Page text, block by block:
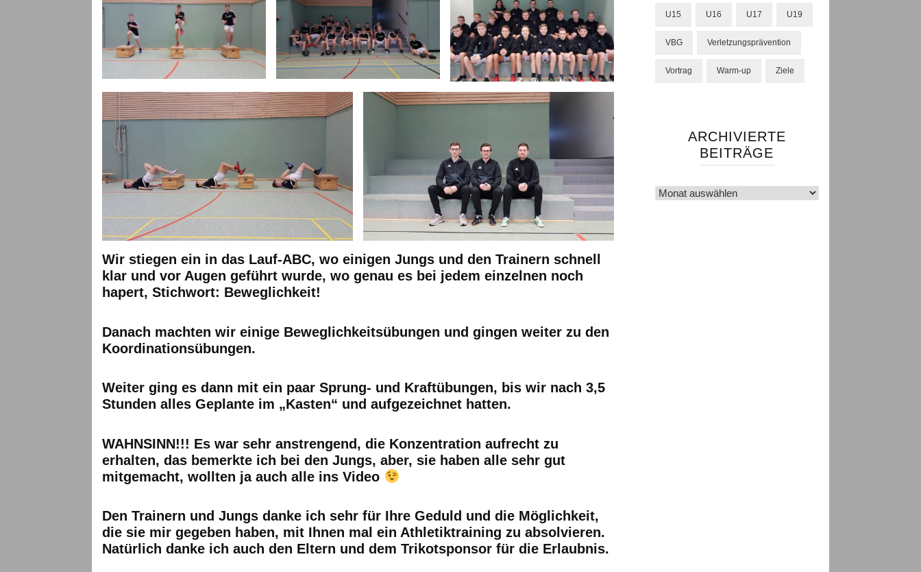
Wir stiegen ein in das Lauf-ABC, wo einigen Jungs und den Trainern schnell
klar und vor Augen geführt wurde, wo genau es bei jedem einzelnen noch
hapert, Stichwort: Beweglichkeit!
Danach machten wir einige Beweglichkeitsübungen und gingen weiter zu den
Koordinationsübungen.
Weiter ging es dann mit ein paar Sprung- und Kraftübungen, bis wir nach 3,5
Stunden alles Geplante im „Kasten“ und aufgezeichnet hatten.
WAHNSINN!!! Es war sehr anstrengend, die Konzentration aufrecht zu
erhalten, das bemerkte ich bei den Jungs, aber, sie haben alle sehr gut
mitgemacht, wollten ja auch alle ins Video
Den Trainern und Jungs danke ich sehr für Ihre Geduld und die Möglichkeit,
die sie mir gegeben haben, mit Ihnen mal ein Athletiktraining zu absolvieren.
Natürlich danke ich auch den Eltern und dem Trikotsponsor für die Erlaubnis.
U15 U16 U17 U19
VBG Verletzungsprävention
Vortrag Warm-up Ziele
ARCHIVIERTE
BEITRÄGE
Archivierte